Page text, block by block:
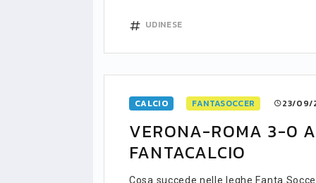
UDINESE
CALCIO FANTASOCCER 23/09/
VERONA-ROMA 3-0
FANTACALCIO
Cosa succede nelle leghe
LIGUE1